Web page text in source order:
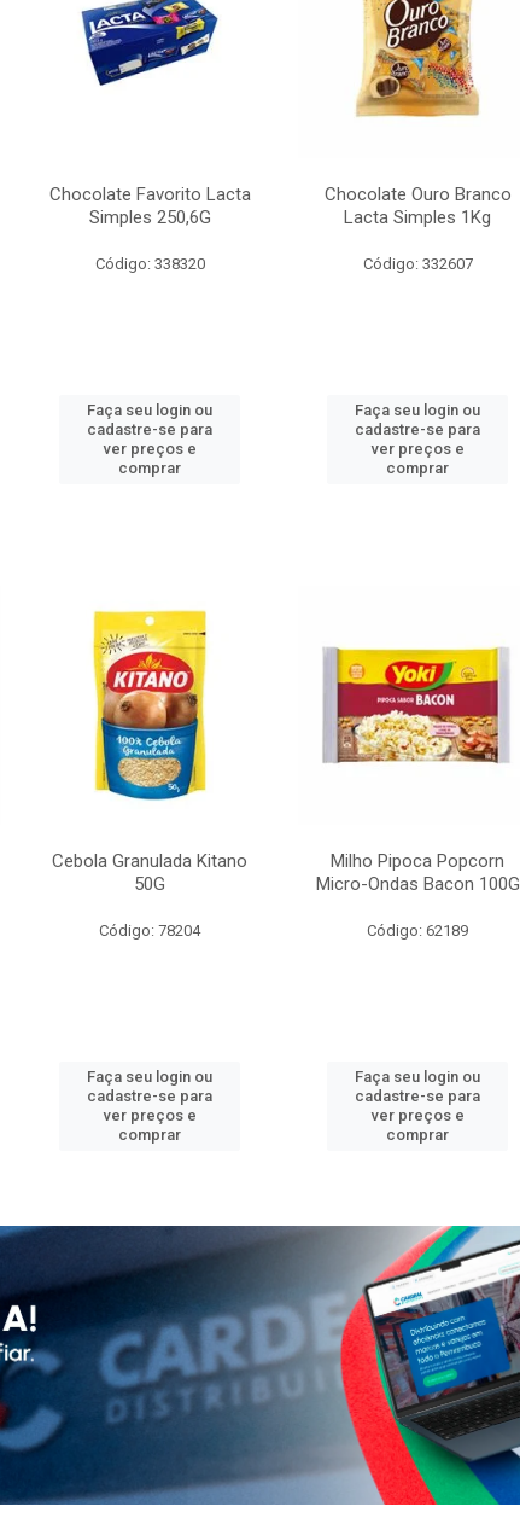
Chocolate Favorito Lacta
Simples 250,6G
Código: 338320
Faça seu login ou
cadastre-se para
ver preços e
comprar
Chocolate Ouro Branco
Lacta Simples 1Kg
Código: 332607
Faça seu login ou
cadastre-se para
ver preços e
comprar
Cebola Granulada Kitano
50G
Código: 78204
Faça seu login ou
cadastre-se para
ver preços e
comprar
Milho Pipoca Popcorn
Micro-Ondas Bacon 100G
Código: 62189
Faça seu login ou
cadastre-se para
ver preços e
comprar